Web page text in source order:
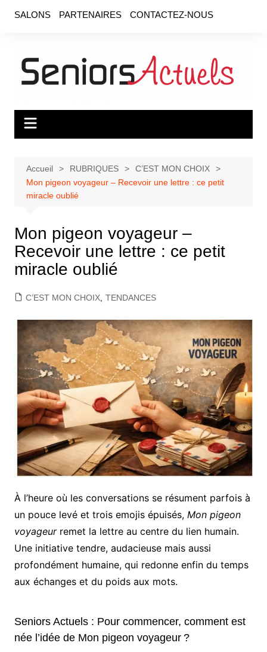
SALONS PARTENAIRES CONTACTEZ-NOUS
Accueil RUBRIQUES
C’EST MON CHOIX
Mon pigeon voyageur – Recevoir une lettre : ce petit
miracle oublié
Mon pigeon voyageur –
Recevoir une lettre : ce petit
miracle oublié
C’EST MON CHOIX, TENDANCES
À l’heure où les conversations se résument parfois à
un pouce levé et trois emojis épuisés, Mon pigeon
voyageurremet la lettre au centre du lien humain.
Une initiative tendre, audacieuse mais aussi
profondément humaine, qui redonne enfin du temps
aux échanges et du poids aux mots.
Seniors Actuels : Pour commencer, comment est
née l’idée de Mon pigeon voyageur ?